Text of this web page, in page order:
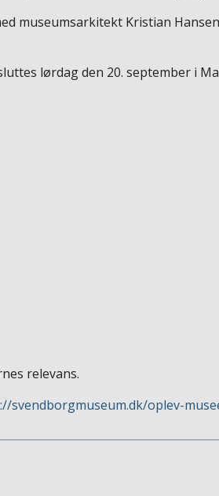
museumsarkitekt Kristian
lørdag den 20. september i
relevans.
svendborgmuseum.dk/oplev-